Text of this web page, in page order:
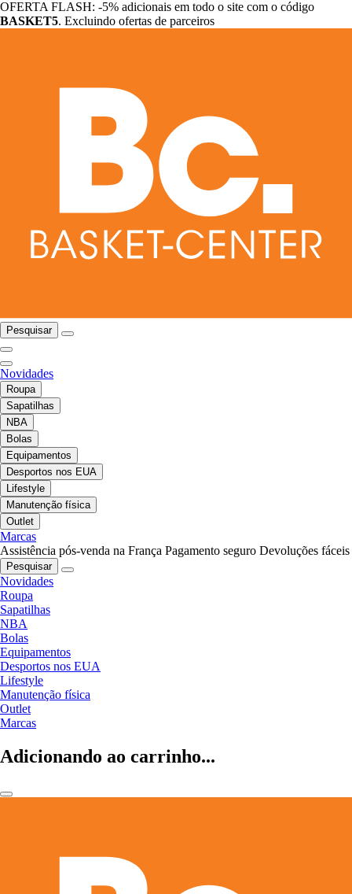
OFERTA FLASH: -5% adicionais em todo o site com o código
BASKET5. Excluindo ofertas de parceiros
Pesquisar
Novidades
Roupa
Sapatilhas
NBA
Bolas
Equipamentos
Desportos nos EUA
Lifestyle
Manutenção física
Outlet
Marcas
Assistência pós-venda na França Pagamento seguro Devoluções fáceis
Pesquisar
Novidades
Roupa
Sapatilhas
NBA
Bolas
Equipamentos
Desportos nos EUA
Lifestyle
Manutenção física
Outlet
Marcas
Adicionando ao carrinho...